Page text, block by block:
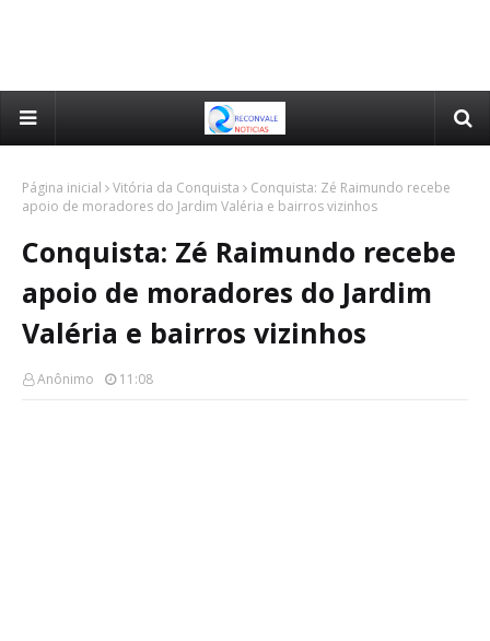
Página inicial Vitória da Conquista
Conquista: Zé Raimundo recebe
apoio de moradores do Jardim Valéria e bairros vizinhos
Conquista: Zé Raimundo recebe
apoio de moradores do Jardim
Valéria e bairros vizinhos
Anônimo 11:08